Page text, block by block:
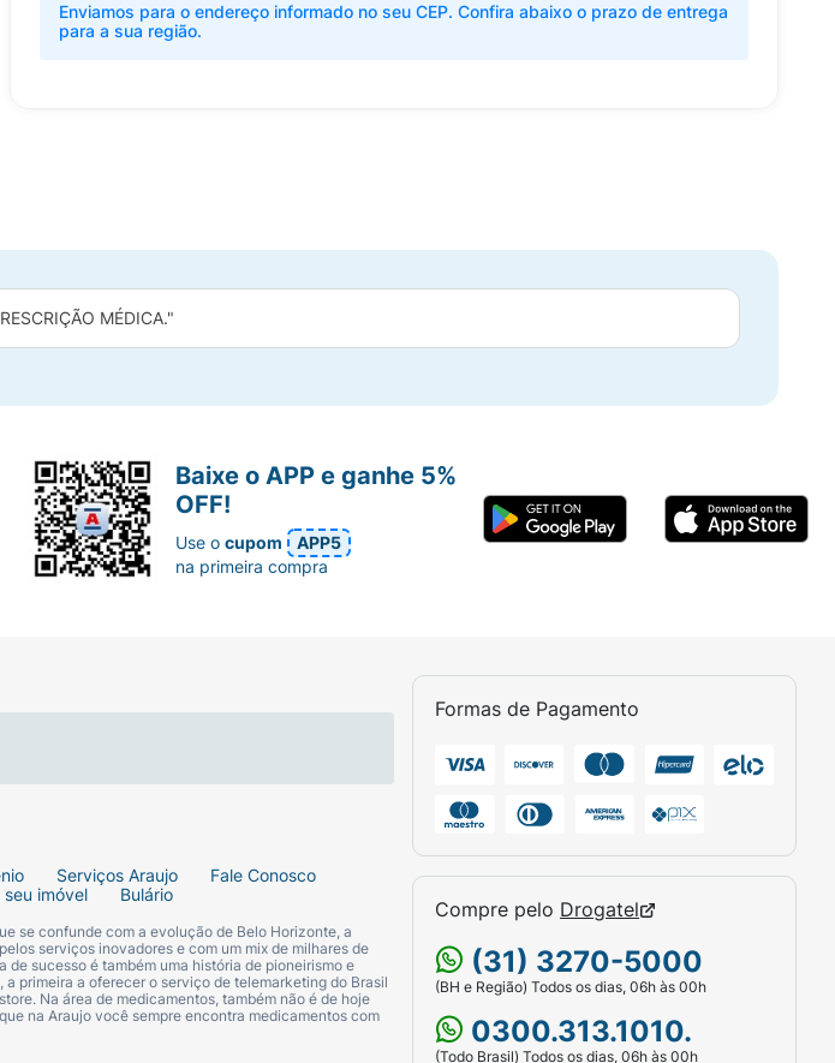
Enviamos para o endereço informado no seu CEP. Confira abaixo o prazo de entrega
para a sua região.
MÉDICA."
Serviços Araujo
Fale Conosco
imóvel Bulário
se confunde com a evolução de Belo Horizonte, a
serviços inovadores e com um mix de milhares de
sucesso é também uma história de pioneirismo e
primeira a oferecer o serviço de telemarketing do Brasil
Na área de medicamentos, também não é de hoje
na Araujo você sempre encontra medicamentos com
Formas de Pagamento
Compre pelo Drogatel
(31) 3270-5000
(BH e Região) Todos os dias, 06h às 00h
0300.313.1010.
(Todo Brasil) Todos os dias, 06h às 00h
Baixe o APP e ganhe 5%
OFF!
Use ocupom
APP5
na primeira compra